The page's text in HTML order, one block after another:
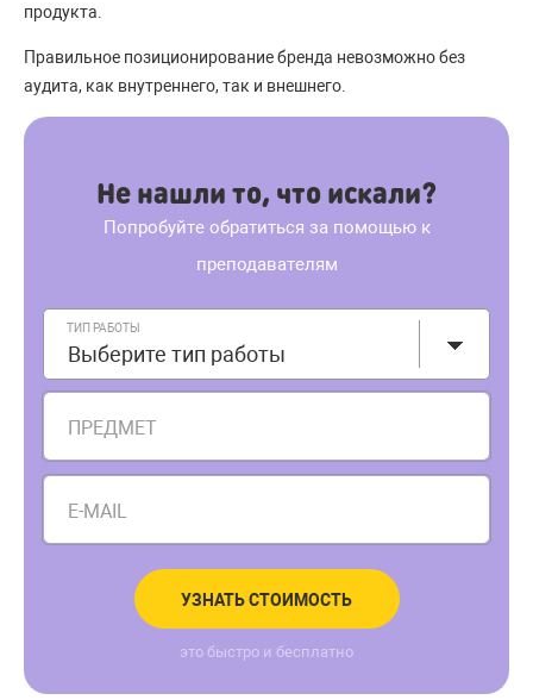
продукта.
Правильное позиционирование бренда невозможно без
аудита, как внутреннего, так и внешнего.
Не нашли то, что искали?
Попробуйте обратиться за помощью к
преподавателям
ТИП РАБОТЫ
Выберите тип работы
ПРЕДМЕТ
E-MAIL
УЗНАТЬ СТОИМОСТЬ
это быстро и бесплатно